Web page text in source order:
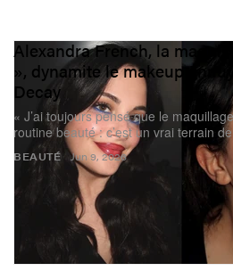
BEAUTÉ
Alexandra French, la
», dynamite le makeup
Decay
« J’ai toujours pensé que le
routine beauté : c’est un vrai terrain
Jun 9, 2026